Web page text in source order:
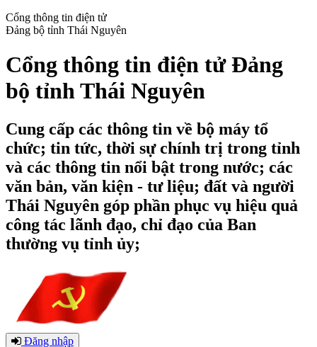
Cổng thông tin điện tử
Đảng bộ tỉnh Thái Nguyên
Cổng thông tin điện tử Đảng
bộ tỉnh Thái Nguyên
Cung cấp các thông tin về bộ máy tổ
chức; tin tức, thời sự chính trị trong tỉnh
và các thông tin nổi bật trong nước; các
văn bản, văn kiện - tư liệu; đất và người
Thái Nguyên góp phần phục vụ hiệu quả
công tác lãnh đạo, chỉ đạo của Ban
thường vụ tỉnh ủy;
Đăng nhập